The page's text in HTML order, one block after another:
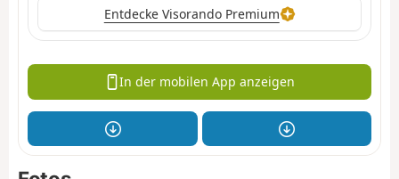
Entdecke Visorando Premium
In der mobilen App anzeigen